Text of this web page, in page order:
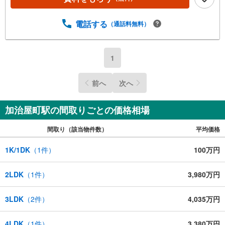
電話する （通話料無料）
1
前へ 次へ
加治屋町駅の間取りごとの価格相場
間取り（該当物件数） 平均価格
1K/1DK （1件） 100万円
2LDK （1件） 3,980万円
3LDK （2件） 4,035万円